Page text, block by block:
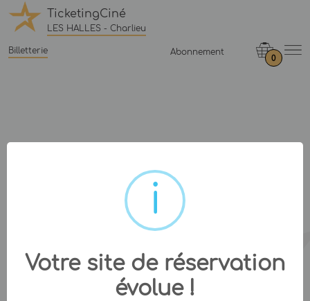
TicketingCiné
LES HALLES - Charlieu
Billetterie Abonnement
0
Votre site de réservation
évolue !